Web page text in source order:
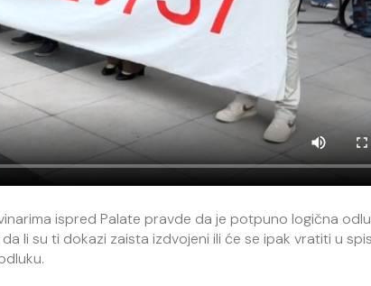
ispred Palate pravde da je potpuno logična
li su ti dokazi zaista izdvojeni ili će se ipak vratiti u